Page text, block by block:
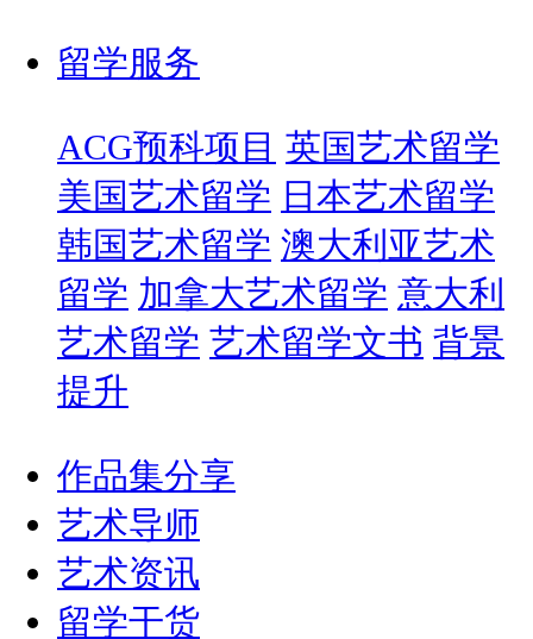
留学服务
ACG预科项目 英国艺术留学
美国艺术留学 日本艺术留学
韩国艺术留学 澳大利亚艺术
留学 加拿大艺术留学 意大利
艺术留学 艺术留学文书 背景
提升
作品集分享
艺术导师
艺术资讯
留学干货